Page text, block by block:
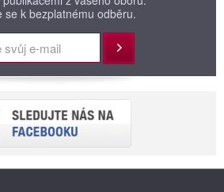
se k bezplatnému odběru.
Přihlásit